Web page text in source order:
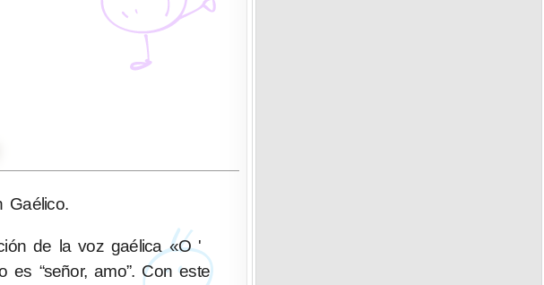
Gaélico.
de la voz gaélica «O '
es “señor, amo”. Con este